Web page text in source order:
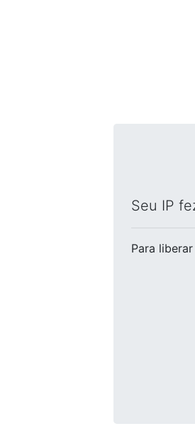
Seu IP
Para